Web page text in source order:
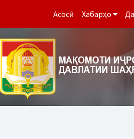
Асосӣ Хабарҳо